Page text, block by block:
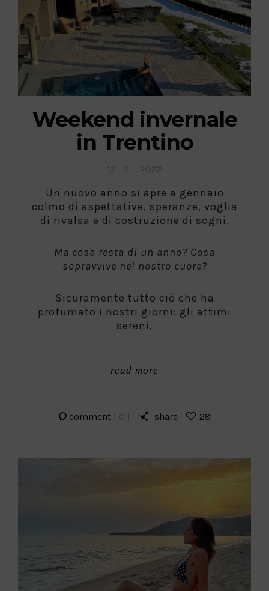
Weekend invernale
in Trentino
Un nuovo anno si apre a gennaio
colmo di aspettative, speranze, voglia
di rivalsa e di costruzione di sogni.
Ma cosa resta di un anno? Cosa
sopravvive nel nostro cuore?
Sicuramente tutto ciò che ha
profumato i nostri giorni: gli attimi
sereni,
read more
comment [ 0 ] share 28